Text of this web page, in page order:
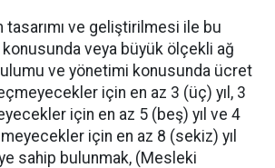
tasarımı ve geliştirilmesi ile bu
veya büyük ölçekli ağ
ve yönetimi konusunda ücret
için en az 3 (üç) yıl, 3
için en az 5 (beş) yıl ve 4
için en az 8 (sekiz) yıl
sahip bulunmak, (Mesleki